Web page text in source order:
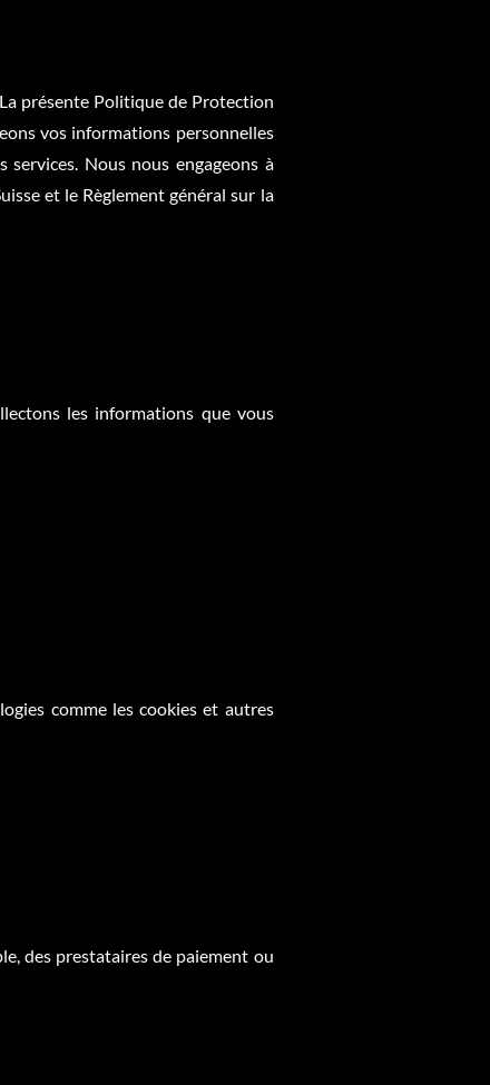
présente Politique de Protection
vos informations personnelles
Nous nous engageons à
et le Règlement général sur la
les informations que vous
comme les cookies et autres
des prestataires de paiement ou